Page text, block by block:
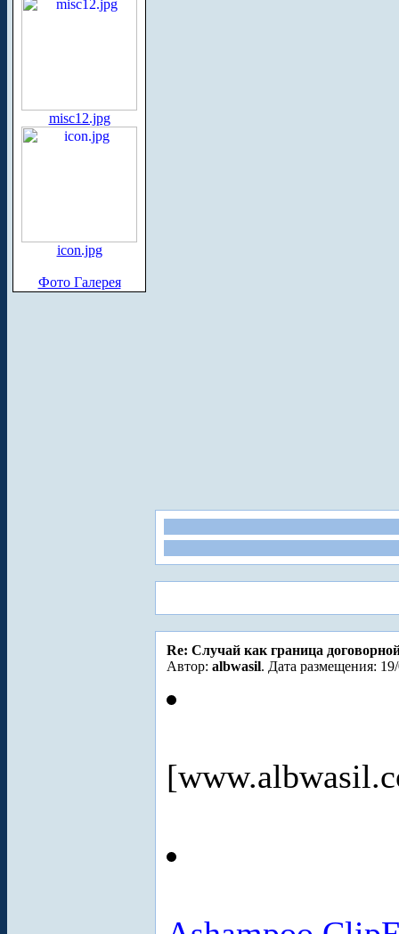
misc12.jpg
icon.jpg
Фото Галерея
Re: Случай как граница
Автор: albwasil. Дата размещения: